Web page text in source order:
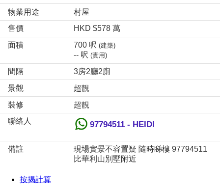
物業用途
村屋
售價
HKD $578 萬
面積
700 呎(建築)
-- 呎(實用)
間隔
3房2廳2廁
景觀
超靚
裝修
超靚
聯絡人
97794511 - HEIDI
備註
現場實景不容置疑 隨時睇樓 97794511
比華利山別墅附近
按揭計算